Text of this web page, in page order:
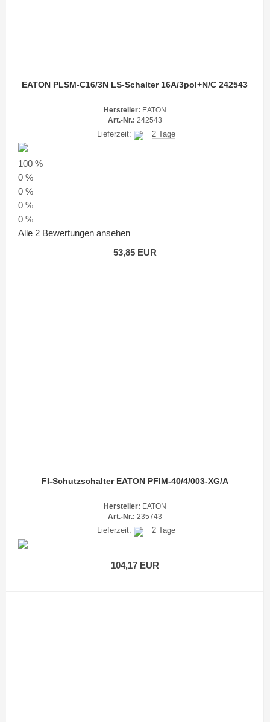
EATON PLSM-C16/3N LS-Schalter 16A/3pol+N/C 242543
Hersteller: EATON
Art.-Nr.: 242543
Lieferzeit: 2 Tage
100 %
0 %
0 %
0 %
0 %
Alle 2 Bewertungen ansehen
53,85 EUR
FI-Schutzschalter EATON PFIM-40/4/003-XG/A
Hersteller: EATON
Art.-Nr.: 235743
Lieferzeit: 2 Tage
104,17 EUR